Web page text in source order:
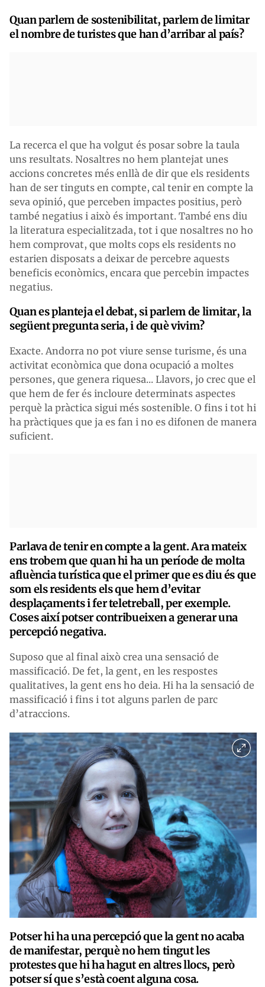
Quan parlem de sostenibilitat, parlem de limitar
el nombre de turistes que han d’arribar al país?
La recerca el que ha volgut és posar sobre la taula
uns resultats. Nosaltres no hem plantejat unes
accions concretes més enllà de dir que els residents
han de ser tinguts en compte, cal tenir en compte la
seva opinió, que perceben impactes positius, però
també negatius i això és important. També ens diu
la literatura especialitzada, tot i que nosaltres no ho
hem comprovat, que molts cops els residents no
estarien disposats a deixar de percebre aquests
beneficis econòmics, encara que percebin impactes
negatius.
Quan es planteja el debat, si parlem de limitar, la
següent pregunta seria, i de què vivim?
Exacte. Andorra no pot viure sense turisme, és una
activitat econòmica que dona ocupació a moltes
persones, que genera riquesa... Llavors, jo crec que el
que hem de fer és incloure determinats aspectes
perquè la pràctica sigui més sostenible. O fins i tot hi
ha pràctiques que ja es fan i no es difonen de manera
suficient.
Parlava de tenir en compte a la gent. Ara mateix
ens trobem que quan hi ha un període de molta
afluència turística que el primer que es diu és que
som els residents els que hem d’evitar
desplaçaments i fer teletreball, per exemple.
Coses així potser contribueixen a generar una
percepció negativa.
Suposo que al final això crea una sensació de
massificació. De fet, la gent, en les respostes
qualitatives, la gent ens ho deia. Hi ha la sensació de
massificació i fins i tot alguns parlen de parc
d’atraccions.
Potser hi ha una percepció que la gent no acaba
de manifestar, perquè no hem tingut les
protestes que hi ha hagut en altres llocs, però
potser sí que s’està coent alguna cosa.